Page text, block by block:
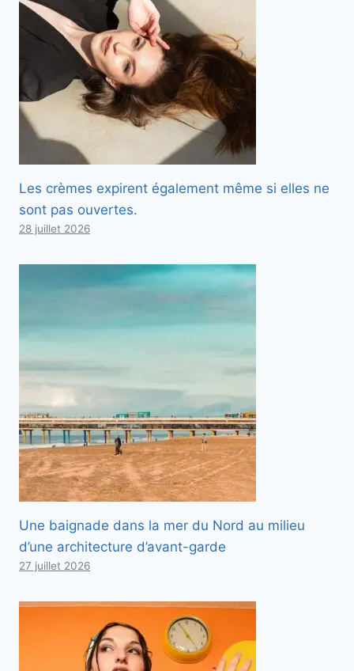
Les crèmes expirent également même si elles ne
sont pas ouvertes.
28 juillet 2026
Une baignade dans la mer du Nord au milieu
d’une architecture d’avant-garde
27 juillet 2026